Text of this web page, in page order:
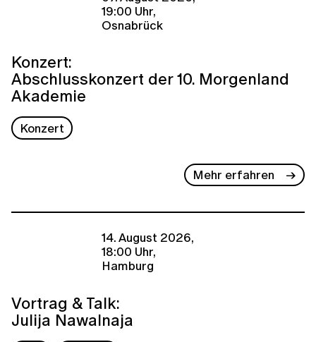
19:00 Uhr,
Osnabrück
Konzert:
Abschlusskonzert der 10. Morgenland
Akademie
Konzert
Mehr erfahren
14. August 2026,
18:00 Uhr,
Hamburg
Vortrag & Talk:
Julija Nawalnaja